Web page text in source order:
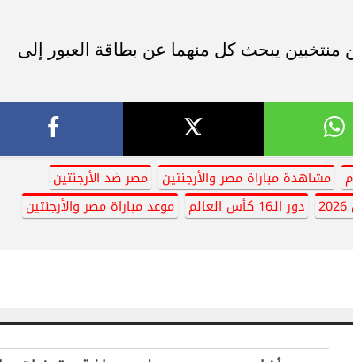
منتخبين يبحث كل منهما عن بطاقة العبور إلى
مشاهدة مباراة مصر والأرجنتين
مصر ضد الأرجنتين
دور الـ16 كأس العالم
موعد مباراة مصر والأرجنتين